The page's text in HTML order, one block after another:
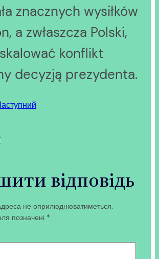
znacznych wysiłków
a zwłaszcza Polski,
konflikt
decyzją prezydenta.
відповідь
не оприлюднюватиметься.
позначені *